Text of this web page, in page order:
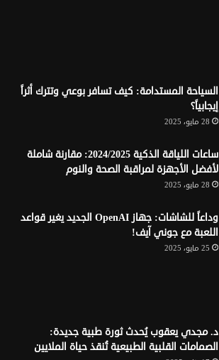
السياحة المستدامة: كيف تسافر بوعي وتترك أثراً
إيجابياً؟
28 مايو، 2025
ساعات اللياقة الذكية 2024/2025: مقارنة شاملة
لأفضل الأجهزة لمراقبة الصحة والنوم
28 مايو، 2025
وداعاً للشاشات: جهاز OpenAI الجديد يغير قواعد
اللعبة مع جوني آيف!
25 مايو، 2025
د. مجدي يعقوب يُحدث ثورة طبية جديدة:
الصمامات القلبية الطبيعية تُنقذ حياة الملايين